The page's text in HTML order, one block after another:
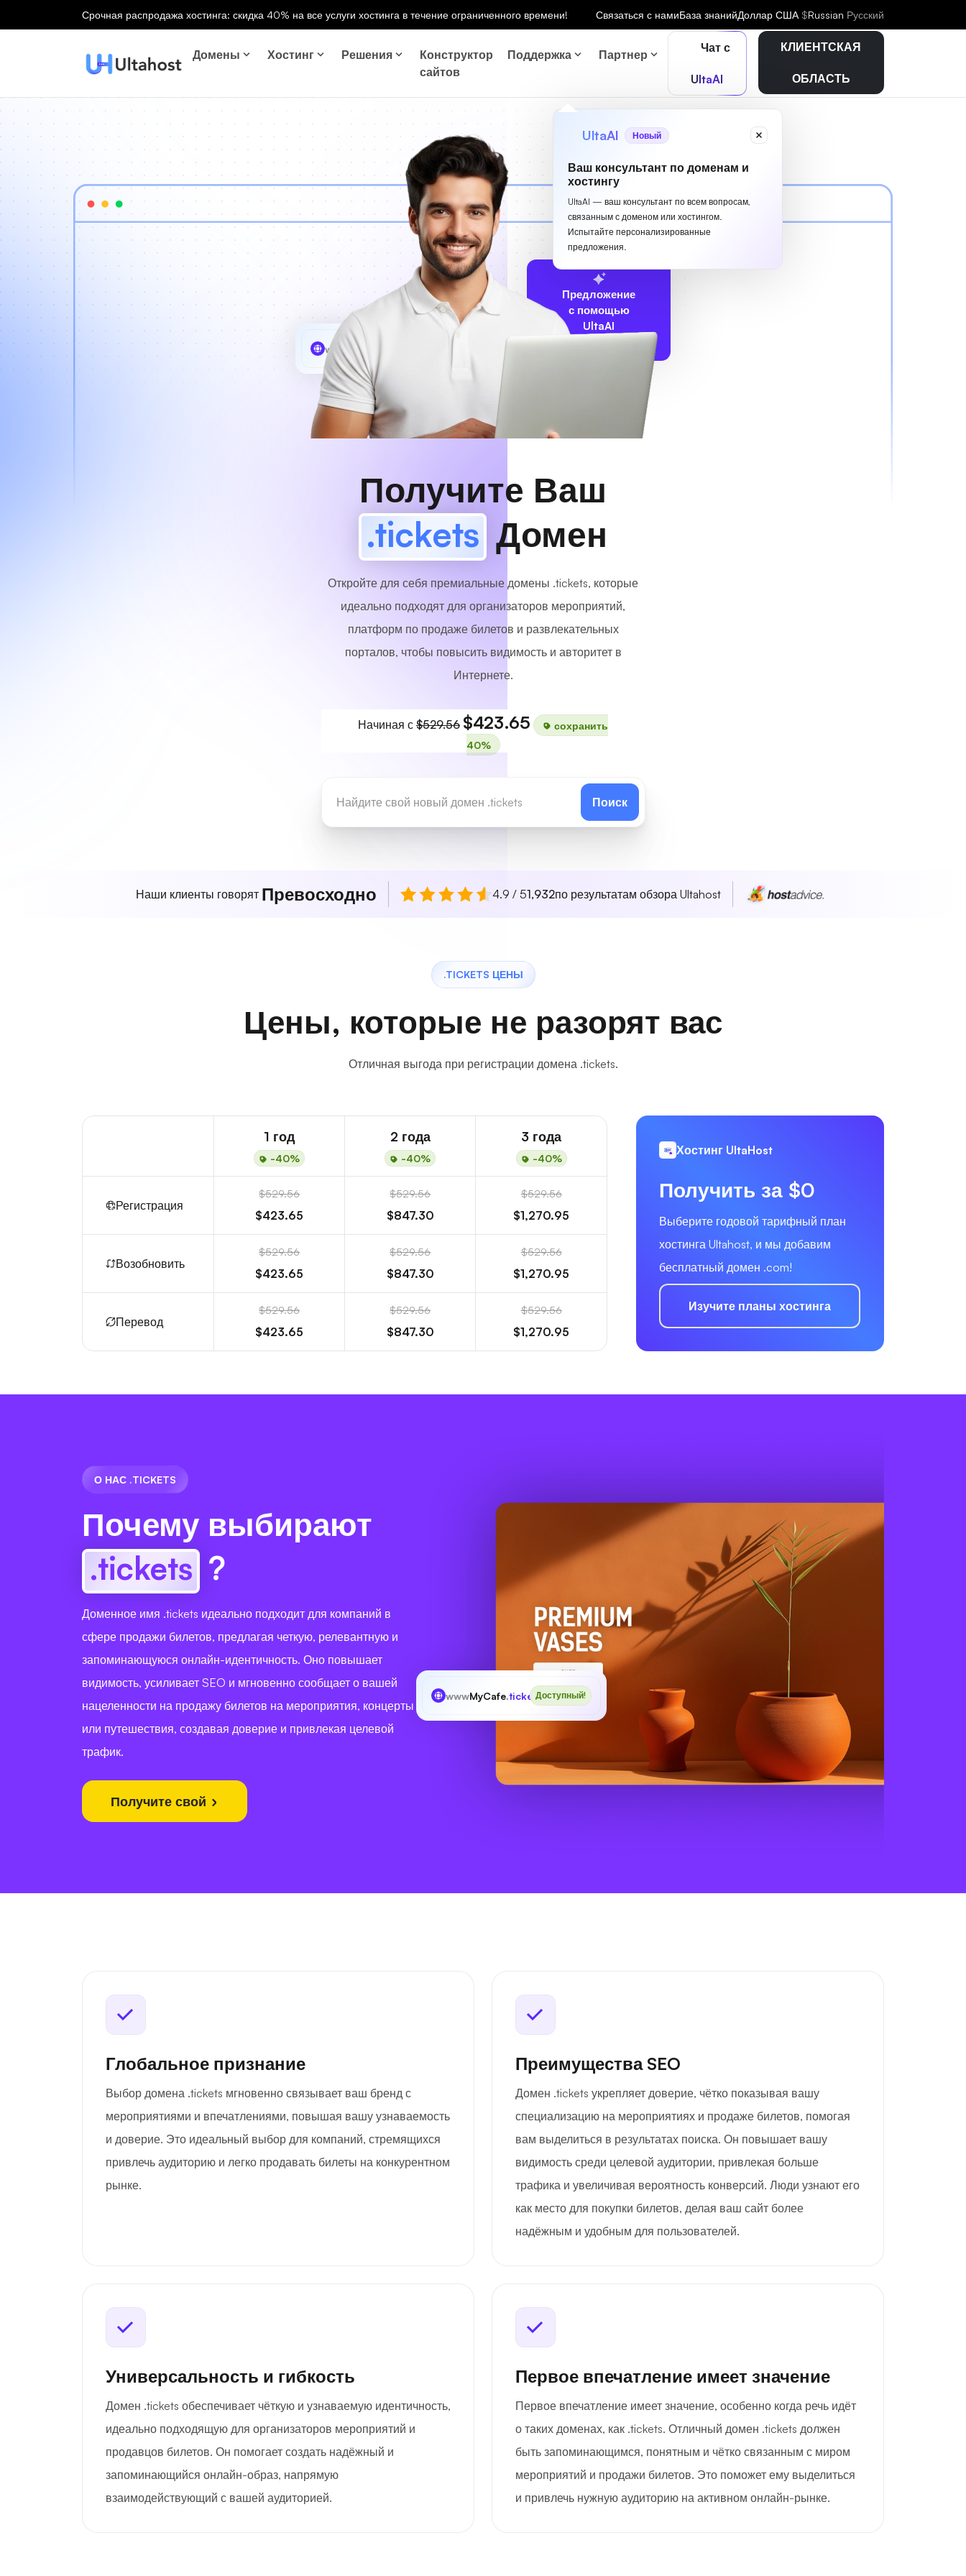
Срочная распродажа хостинга: скидка 40% на все услуги хостинга в течение ограниченного времени! Связаться с намиБаза знанийДоллар США $Russian Русский
Домены Хостинг Решения
Конструктор
сайтов
Поддержка Партнер Чат с
UltaAI
UltaAI Новый
Ваш консультант по доменам и
хостингу
UltaAI — ваш консультант по всем вопросам,
связанным с доменом или хостингом.
Испытайте персонализированные
предложения.
КЛИЕНТСКАЯ
ОБЛАСТЬ
Предложение
с помощью
UltaAI
www MyCafe
Получите Ваш
.tickets Домен
Откройте для себя премиальные домены .tickets, которые
идеально подходят для организаторов мероприятий,
платформ по продаже билетов и развлекательных
порталов, чтобы повысить видимость и авторитет в
Интернете.
Начиная с $529.56 $423.65
сохранить
40%
Поиск
Наши клиенты говорят Превосходно 4.9 / 51,932по результатам обзора Ultahost
.TICKETS ЦЕНЫ
Цены, которые не разорят вас
Отличная выгода при регистрации домена .tickets.
1 год
-40%
2 года
-40%
3 года
-40%
Регистрация
$529.56
$423.65
$529.56
$847.30
$529.56
$1,270.95
Возобновить
$529.56
$423.65
$529.56
$847.30
$529.56
$1,270.95
Перевод
$529.56
$423.65
$529.56
$847.30
$529.56
$1,270.95
Хостинг UltaHost
Получить за $0
Выберите годовой тарифный план
хостинга Ultahost, и мы добавим
бесплатный домен .com!
Изучите планы хостинга
О НАС .TICKETS
Почему выбирают
.tickets ?
Доменное имя .tickets идеально подходит для компаний в
сфере продажи билетов, предлагая четкую, релевантную и
запоминающуюся онлайн-идентичность. Оно повышает
видимость, усиливает SEO и мгновенно сообщает о вашей
нацеленности на продажу билетов на мероприятия, концерты
или путешествия, создавая доверие и привлекая целевой
трафик.
Получите свой
wwwMyCafe.ticketsДоступный!
Глобальное признание
Выбор домена .tickets мгновенно связывает ваш бренд с
мероприятиями и впечатлениями, повышая вашу узнаваемость
и доверие. Это идеальный выбор для компаний, стремящихся
привлечь аудиторию и легко продавать билеты на конкурентном
рынке.
Преимущества SEO
Домен .tickets укрепляет доверие, чётко показывая вашу
специализацию на мероприятиях и продаже билетов, помогая
вам выделиться в результатах поиска. Он повышает вашу
видимость среди целевой аудитории, привлекая больше
трафика и увеличивая вероятность конверсий. Люди узнают его
как место для покупки билетов, делая ваш сайт более
надёжным и удобным для пользователей.
Универсальность и гибкость
Домен .tickets обеспечивает чёткую и узнаваемую идентичность,
идеально подходящую для организаторов мероприятий и
продавцов билетов. Он помогает создать надёжный и
запоминающийся онлайн-образ, напрямую
взаимодействующий с вашей аудиторией.
Первое впечатление имеет значение
Первое впечатление имеет значение, особенно когда речь идёт
о таких доменах, как .tickets. Отличный домен .tickets должен
быть запоминающимся, понятным и чётко связанным с миром
мероприятий и продажи билетов. Это поможет ему выделиться
и привлечь нужную аудиторию на активном онлайн-рынке.